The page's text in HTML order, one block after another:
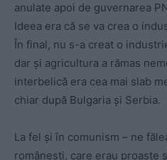
anulate apoi de guvernarea
Ideea era că se va crea o
În final, nu s-a creat o
dar și agricultura a rămas
interbelică era cea mai slab
chiar după Bulgaria și Serbia.
La fel și în comunism – ne
românești, care erau proaste